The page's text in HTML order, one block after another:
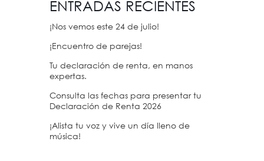
ENTRADAS RECIENTES
¡Nos vemos este 24 de julio!
¡Encuentro de parejas!
Tu declaración de renta, en manos
expertas.
Consulta las fechas para presentar tu
Declaración de Renta 2026
¡Alista tu voz y vive un día lleno de
música!